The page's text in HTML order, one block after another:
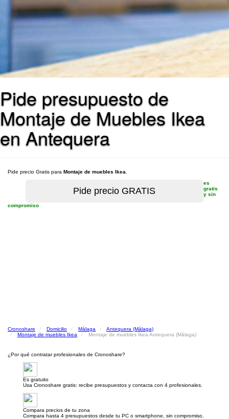
Pide presupuesto de
Montaje de Muebles Ikea
en Antequera
Pide precio Gratis para Montaje de muebles Ikea
es
gratis
y sin
compromiso
Cronoshare Domicilio Málaga
Antequera (Málaga)
Montaje de muebles Ikea
Montaje de muebles Ikea Antequera (Málaga)
¿Por qué contratar profesionales de Cronoshare?
Es gratuito
Usa Cronoshare gratis: recibe presupuestos y contacta con 4 profesionales.
Compara precios de tu zona
Compara hasta 4 presupuestos desde tu PC o smartphone, sin compromiso.